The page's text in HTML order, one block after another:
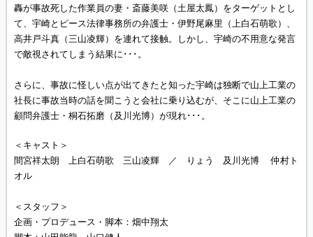
轟が事故死した作業員の妻・斎藤美咲（土屋太鳳）をターゲットとし
て、宇崎とピース法律事務所の弁護士・伊野尾麻里（上白石萌歌）、
高井戸斗真（三山凌輝）を連れて接触。しかし、宇崎の不用意な発言
で敵視されてしまう結果に･･･。
さらに、事故に怪しい点が出てきたと知った宇崎は独断で山上工業の
社長に事故当時の話を聞こうと会社に乗り込むが、そこに山上工業の
顧問弁護士・桐石拓磨（及川光博）が現れ･･･。
＜キャスト＞
間宮祥太朗 上白石萌歌 三山凌輝 ／ りょう 及川光博 仲村ト
オル
＜スタッフ＞
企画・プロデュース・脚本：畑中翔太